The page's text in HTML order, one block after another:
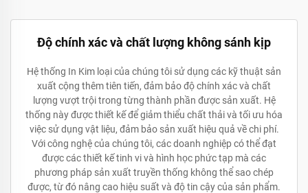
Độ chính xác và chất lượng không sánh kịp
Hệ thống In Kim loại của chúng tôi sử dụng các kỹ thuật sản
xuất cộng thêm tiên tiến, đảm bảo độ chính xác và chất
lượng vượt trội trong từng thành phần được sản xuất. Hệ
thống này được thiết kế để giảm thiểu chất thải và tối ưu hóa
việc sử dụng vật liệu, đảm bảo sản xuất hiệu quả về chi phí.
Với công nghệ của chúng tôi, các doanh nghiệp có thể đạt
được các thiết kế tinh vi và hình học phức tạp mà các
phương pháp sản xuất truyền thống không thể sao chép
được, từ đó nâng cao hiệu suất và độ tin cậy của sản phẩm.